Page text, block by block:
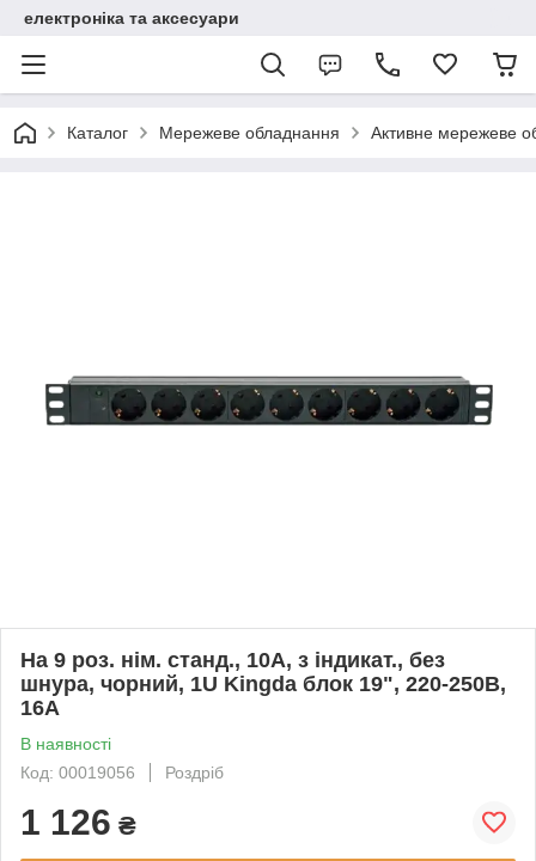
електроніка та аксесуари
Каталог Мережеве обладнання Активне мережеве
На 9 роз. нім. станд., 10А, з індикат., без
шнура, чорний, 1U Kingda блок 19", 220-250В,
16А
В наявності
Код: 00019056
Роздріб
1 126 ₴